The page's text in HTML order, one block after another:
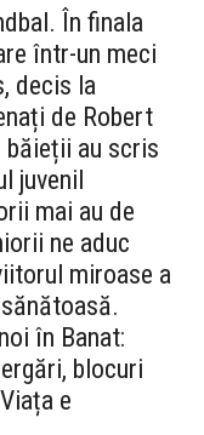
În finala
într-un meci
decis la
de Robert
băieții au scris
juvenil
mai au de
ne aduc
miroase a
în Banat:
blocuri
e